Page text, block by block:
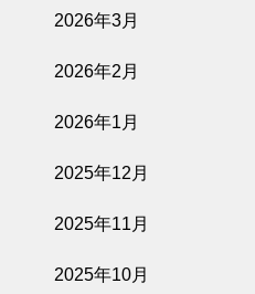
2026年3月
2026年2月
2026年1月
2025年12月
2025年11月
2025年10月